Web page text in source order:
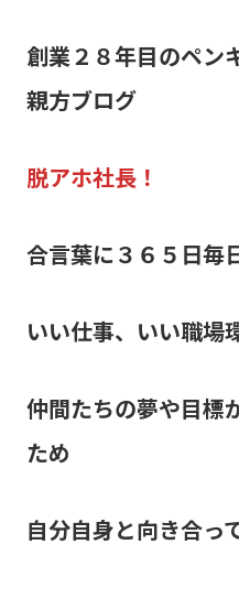
創業２８年目のペン
親方ブログ
脱アホ社長！
合言葉に３６５日毎
いい仕事、いい職場
仲間たちの夢や目標
ため
自分自身と向き合っ